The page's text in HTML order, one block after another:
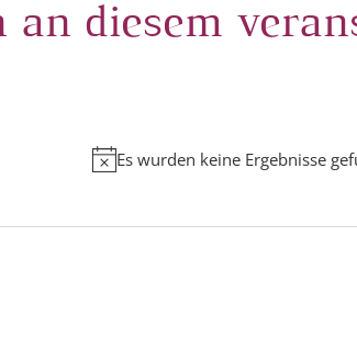
an diesem
Hinweis
Es wurden keine Ergebnisse